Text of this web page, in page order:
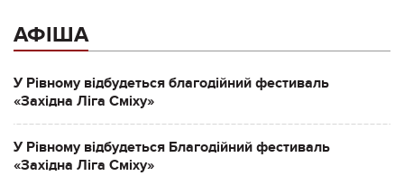
АФІША
У Рівному відбудеться благодійний фестиваль
«Західна Ліга Сміху»
У Рівному відбудеться Благодійний фестиваль
«Західна Ліга Сміху»